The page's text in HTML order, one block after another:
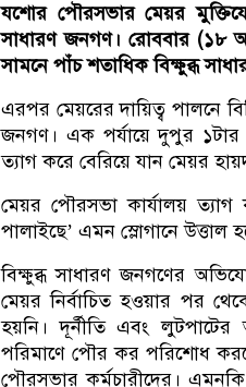
যশোর পৌরসভার মেয়র
সাধারণ জনগণ। রোববার (১৮
সামনে পাঁচ শতাধিক বিক্ষুব্ধ
এরপর মেয়রের দায়িত্ব পালনে
জনগণ। এক পর্যায়ে দুপুর
ত্যাগ করে বেরিয়ে যান মেয়র
মেয়র পৌরসভা কার্যালয় ত্যাগ
পালাইছে’ এমন স্লোগানে উত্তাল
বিক্ষুব্ধ সাধারণ জনগণের
মেয়র নির্বাচিত হওয়ার পর
হয়নি। দূর্নীতি এবং
পরিমাণে পৌর কর পরিশোধ
পৌরসভার কর্মচারীদের।